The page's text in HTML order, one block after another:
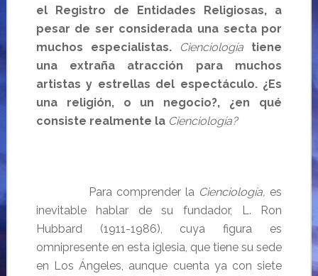
el Registro de Entidades Religiosas, a
pesar de ser considerada una secta por
muchos especialistas.
Cienciología tiene
una extraña atracción para muchos
artistas y estrellas del espectáculo. ¿Es
una religión, o un negocio?, ¿en qué
consiste realmente la Cienciología?
Para comprender la Cienciología, es
inevitable hablar de su fundador, L. Ron
Hubbard (1911-1986), cuya figura es
omnipresente en esta iglesia, que tiene su sede
en Los Ángeles, aunque cuenta ya con siete